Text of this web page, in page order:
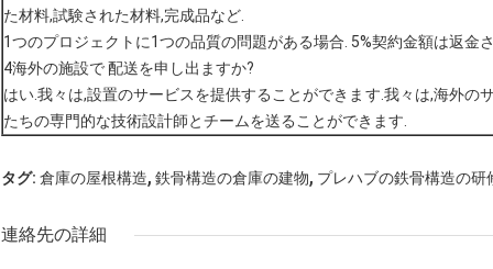
た材料,試験された材料,完成品など.
1つのプロジェクトに1つの品質の問題がある場合. 5%契約金額は返金
4海外の施設で 配送を申し出ますか?
はい.我々は,設置のサービスを提供することができます.我々は,海外の
たちの専門的な技術設計師とチームを送ることができます.
タグ: 倉庫の屋根構造, 鉄骨構造の倉庫の建物, プレハブの鉄骨構造の研
連絡先の詳細